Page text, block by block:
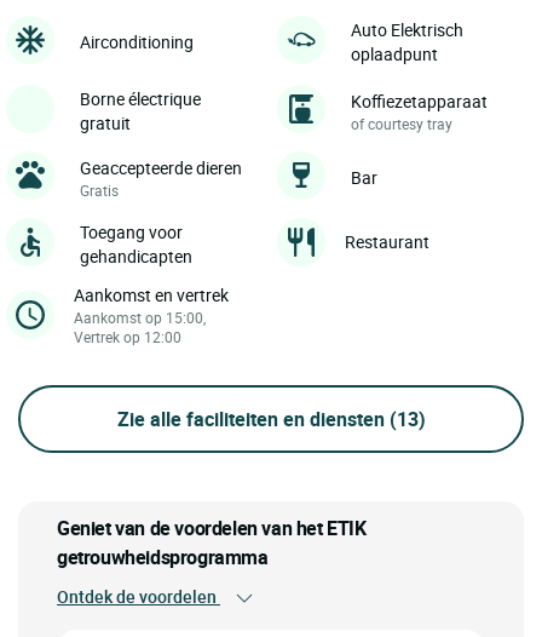
Airconditioning
Auto Elektrisch
oplaadpunt
Borne électrique
gratuit
Koffiezetapparaat
of courtesy tray
Geaccepteerde dieren
Gratis
Bar
Toegang voor
gehandicapten
Restaurant
Aankomst en vertrek
Aankomst op 15:00,
Vertrek op 12:00
Zie alle faciliteiten en diensten (13)
Geniet van de voordelen van het ETIK
getrouwheidsprogramma
Ontdek de voordelen